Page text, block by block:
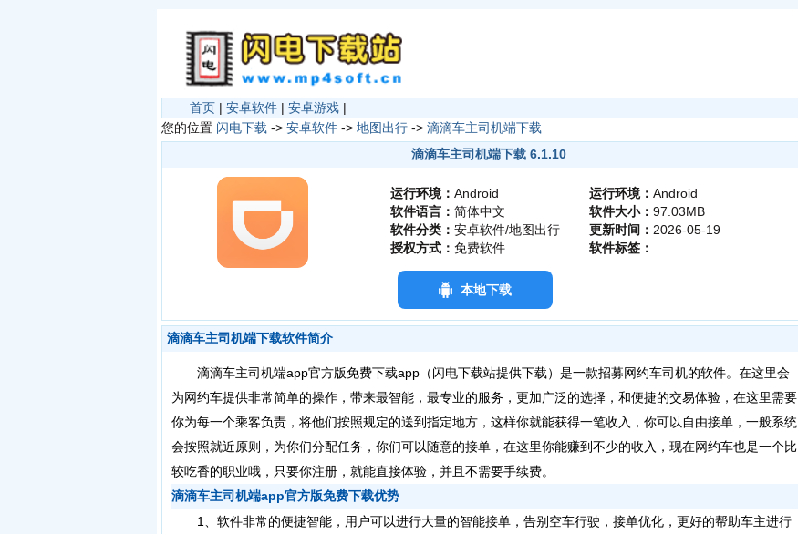
首页 | 安卓软件 | 安卓游戏 |
您的位置 闪电下载 -> 安卓软件 -> 地图出行 -> 滴滴车主司机端下载
滴滴车主司机端下载 6.1.10
运行环境： Android
软件语言： 简体中文
软件分类： 安卓软件/地图出行
授权方式： 免费软件
本地下载
运行环境： Android
软件大小： 97.03MB
更新时间： 2026-05-19
软件标签：
滴滴车主司机端下载软件简介
滴滴车主司机端app官方版免费下载app（闪电下载站提供下载）是一款招募网约车司机的软件。在这里会
为网约车提供非常简单的操作，带来最智能，最专业的服务，更加广泛的选择，和便捷的交易体验，在这里需要
你为每一个乘客负责，将他们按照规定的送到指定地方，这样你就能获得一笔收入，你可以自由接单，一般系统
会按照就近原则，为你们分配任务，你们可以随意的接单，在这里你能赚到不少的收入，现在网约车也是一个比
较吃香的职业哦，只要你注册，就能直接体验，并且不需要手续费。
滴滴车主司机端app官方版免费下载优势
1、软件非常的便捷智能，用户可以进行大量的智能接单，告别空车行驶，接单优化，更好的帮助车主进行